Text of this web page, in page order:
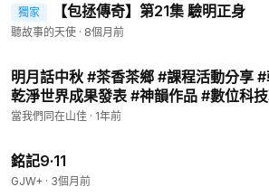
獨家 【包拯傳奇】第21集 驗明正身
聽故事的天使 · 8個月前
明月話中秋 #茶香茶鄉 #課程活動分享 #乾淨校園 #應用
乾淨世界成果發表 #神韻作品 #數位科
德 #我愛神韻 #我的月亮比較圓 #神韻作
當我們同在山佳 · 1年前
銘記9·11
GJW+ · 3個月前